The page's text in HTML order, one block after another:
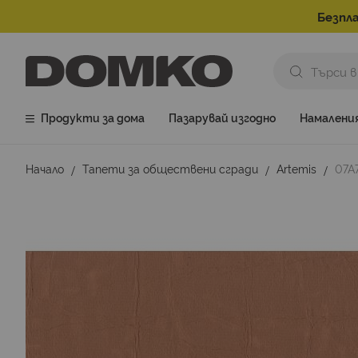
Продукти за дома Пазарувай изгодно
Начало Тапети за обществени сгради Artemis